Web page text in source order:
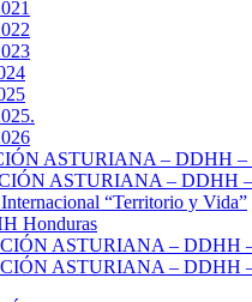
ASTURIANA – DDHH
ASTURIANA – DDHH
“Territorio y Vida”
Honduras
ASTURIANA – DDHH
ASTURIANA – DDHH